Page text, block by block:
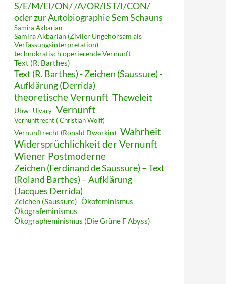
S/E/M/EI/ON/ /A/OR/IST/I/CON/
oder zur Autobiographie Sem Schauns
Samira Akbarian
Samira Akbarian (Ziviler Ungehorsam als
Verfassungsinterpretation)
technokratisch operierende Vernunft
Text (R. Barthes)
Text (R. Barthes) - Zeichen (Saussure) -
Aufklärung (Derrida)
theoretische Vernunft Theweleit
Ubw Ujvary Vernunft
Vernunftrecht ( Christian Wolff)
Vernunftrecht (Ronald Dworkin) Wahrheit
Widersprüchlichkeit der Vernunft
Wiener Postmoderne
Zeichen (Ferdinand de Saussure) – Text
(Roland Barthes) – Aufklärung
(Jacques Derrida)
Zeichen (Saussure) Ökofeminismus
Ökografeminismus
Ökographeminismus (Die Grüne F Abyss)